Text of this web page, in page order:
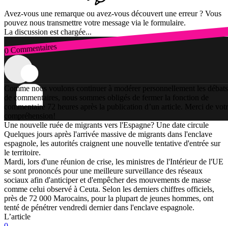
Avez-vous une remarque ou avez-vous découvert une erreur ? Vous
pouvez nous transmettre votre message via le formulaire.
La discussion est chargée...
0 Commentaires
Connexion
Comme nous voulons continuer à modérer personnellement les débats
de commentaires, nous sommes obligés de fermer la fonction de
commentaire 72 heures après la publication d’un article. Merci de
compréhension!
Une nouvelle ruée de migrants vers l'Espagne? Une date circule
Quelques jours après l'arrivée massive de migrants dans l'enclave
espagnole, les autorités craignent une nouvelle tentative d'entrée sur
le territoire.
Mardi, lors d'une réunion de crise, les ministres de l'Intérieur de l'UE
se sont prononcés pour une meilleure surveillance des réseaux
sociaux afin d'anticiper et d'empêcher des mouvements de masse
comme celui observé à Ceuta. Selon les derniers chiffres officiels,
près de 72 000 Marocains, pour la plupart de jeunes hommes, ont
tenté de pénétrer vendredi dernier dans l'enclave espagnole.
L’article